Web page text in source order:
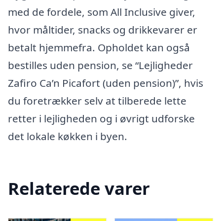
med de fordele, som All Inclusive giver,
hvor måltider, snacks og drikkevarer er
betalt hjemmefra. Opholdet kan også
bestilles uden pension, se “Lejligheder
Zafiro Ca’n Picafort (uden pension)”, hvis
du foretrækker selv at tilberede lette
retter i lejligheden og i øvrigt udforske
det lokale køkken i byen.
Relaterede varer